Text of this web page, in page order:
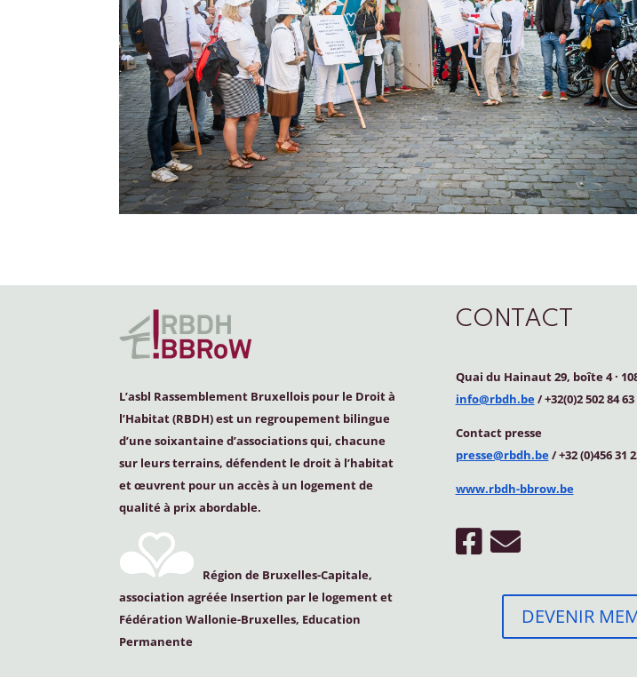
L’asbl Rassemblement Bruxellois pour le Droit à
l’Habitat (RBDH) est un regroupement bilingue
d’une soixantaine d’associations qui, chacune
sur leurs terrains, défendent le droit à l’habitat
et œuvrent pour un accès à un logement de
qualité à prix abordable.
Région de Bruxelles-Capitale,
association agréée Insertion par le logement et
Fédération Wallonie-Bruxelles, Education
Permanente
CONTACT
Quai du Hainaut 29, boîte 4·
info@rbdh.be/ +32(0)2 502 84 63
Contact presse
presse@rbdh.be/ +32 (0)456 31
www.rbdh-bbrow.be
DEVENIR